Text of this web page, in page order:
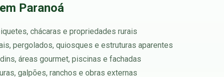
Paranoá
chácaras e propriedades rurais
pergolados, quiosques e estruturas aparentes
áreas gourmet, piscinas e fachadas
galpões, ranchos e obras externas